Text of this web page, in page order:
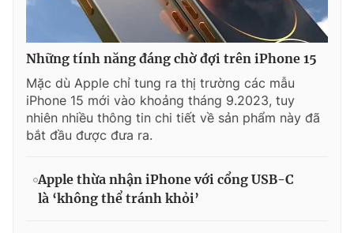
Những tính năng đáng chờ đợi trên iPhone 15
Mặc dù Apple chỉ tung ra thị trường các mẫu
iPhone 15 mới vào khoảng tháng 9.2023, tuy
nhiên nhiều thông tin chi tiết về sản phẩm này đã
bắt đầu được đưa ra.
Apple thừa nhận iPhone với cổng USB-C
là ‘không thể tránh khỏi’